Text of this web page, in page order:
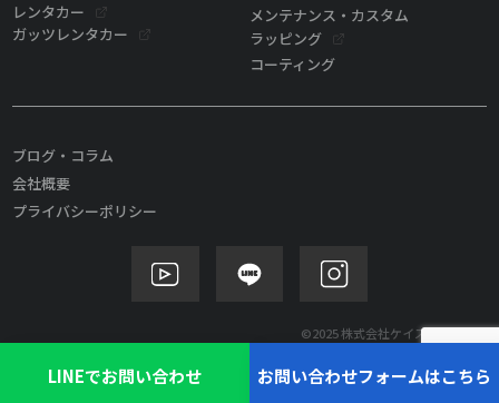
LINEでお問い合わせ お問い合わせフォームはこちら
レンタカー
ガッツレンタカー
メンテナンス・カスタム
ラッピング
コーティング
ブログ・コラム
会社概要
プライバシーポリシー
©2025 株式会社ケイズモビリティ